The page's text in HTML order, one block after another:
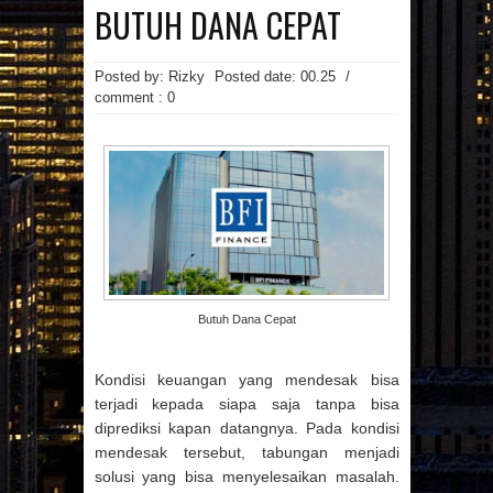
MANFAAT MAJU
MASAKAN
MINUMAN
OTOMOTIF
PAKAIAN
PEMBANGUNAN
PENDIDIKAN
PERCETAKAN
PRAGNANCY
PROPERTI
REVIEW
SMARTPHONE
SNAPPY
SPORTS
TECHNOLOGY
TEKNOLOGI
TIPS
TRAVEL
UMUM
UNIVERSITAS
WANITA WISATA
Arsip Blog
► 2026 (7) ► 2025
2024 (22) ►
DESEMBER
► NOVEMBER
► OKTOBER (1)
► SEPTEMBER (1)
► 2019 (123) (135)
► 2017 (86) ► 2016 (107)
► 2015 (50)
BUTUH DANA CEPAT
Posted by: Rizky Posted date: 00.25
/
comment : 0
Butuh Dana Cepat
Kondisi keuangan yang mendesak bisa
terjadi kepada siapa saja tanpa bisa
diprediksi kapan datangnya. Pada kondisi
mendesak tersebut, tabungan menjadi
solusi yang bisa menyelesaikan masalah.